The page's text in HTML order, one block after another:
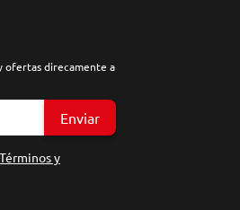
ofertas direcamente a
Enviar
Términos y